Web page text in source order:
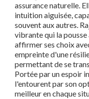
assurance naturelle.
intuition aiguisée,
souvent aux autres.
vibrante qui la
affirmer ses choix
empreinte d'une
permettant de se
Portée par un espoir
l'entourent par son
meilleur en chaque